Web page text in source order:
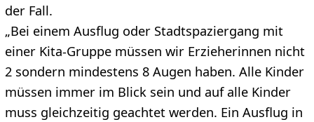
der Fall.
„Bei einem Ausflug oder Stadtspaziergang mit
einer Kita-Gruppe müssen wir Erzieherinnen nicht
2 sondern mindestens 8 Augen haben. Alle Kinder
müssen immer im Blick sein und auf alle Kinder
muss gleichzeitig geachtet werden. Ein Ausflug in